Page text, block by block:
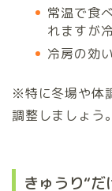
常温で食
れますが
冷房の効
※特に冬場や体
調整しましょう。
きゅうり“